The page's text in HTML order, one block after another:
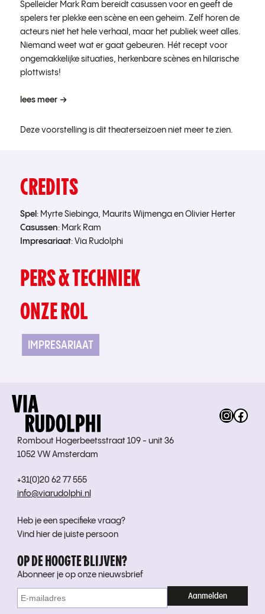
Spelleider Mark Ram bereidt casussen voor en geeft de
spelers ter plekke een scène en een geheim. Zelf horen de
acteurs niet het hele verhaal, maar het publiek weet alles.
Niemand weet wat er gaat gebeuren. Hét recept voor
ongemakkelijke situaties, herkenbare scènes en hilarische
plottwists!
lees meer
Deze voorstelling is dit theaterseizoen niet meer te zien.
CREDITS
Spel : Myrte Siebinga, Maurits Wijmenga en Olivier Herter
Casussen: Mark Ram
Impresariaat: Via Rudolphi
PERS & TECHNIEK
ONZE ROL
IMPRESARIAAT
Rombout Hogerbeetsstraat 109 - unit 36
1052 VW Amsterdam
+31(0)20 62 77 555
info@viarudolphi.nl
Heb je een specifieke vraag?
Vind hier de juiste persoon
OP DE HOOGTE BLIJVEN?
Abonneer je op onze nieuwsbrief